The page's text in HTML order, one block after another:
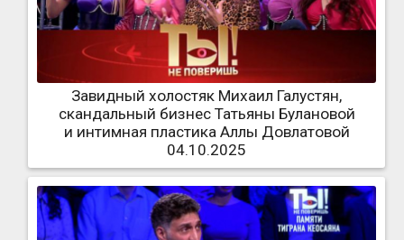
Завидный холостяк Михаил Галустян,
скандальный бизнес Татьяны Булановой
и интимная пластика Аллы Довлатовой
04.10.2025